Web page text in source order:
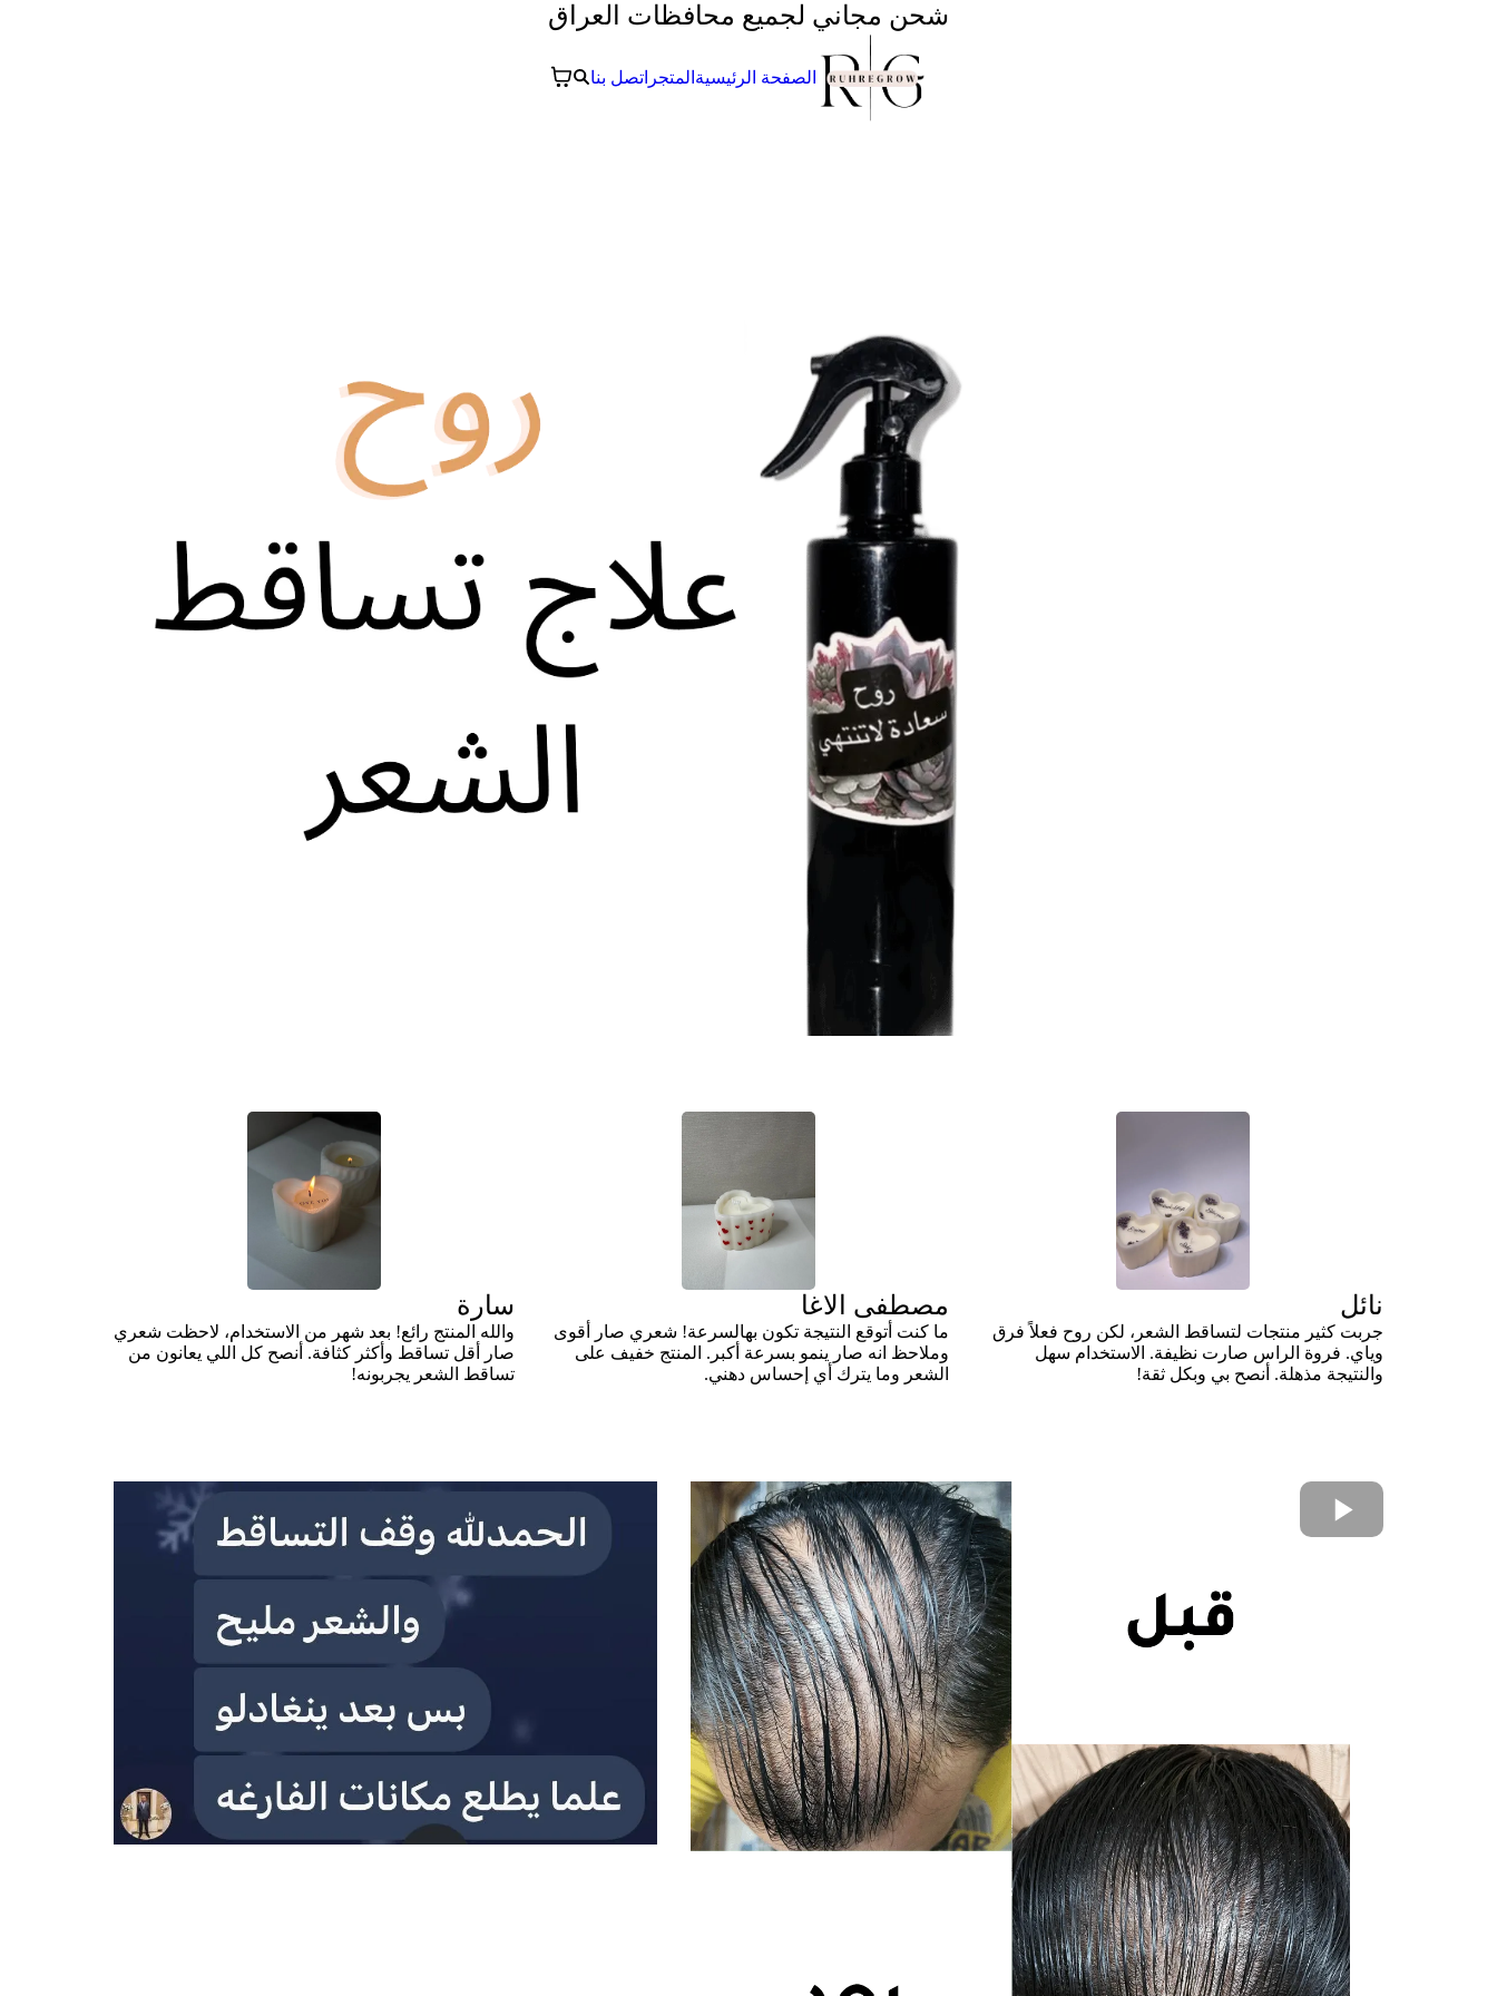
شحن مجاني لجميع محافظات العراق
الصفحة الرئيسية المتجر اتصل بنا
نائل
جربت كثير منتجات لتساقط الشعر، لكن روح فعلاً فرق
وياي. فروة الراس صارت نظيفة. الاستخدام سهل
والنتيجة مذهلة. أنصح بي وبكل ثقة!
مصطفى الاغا
ما كنت أتوقع النتيجة تكون بهالسرعة! شعري صار أقوى
وملاحظ انه صار ينمو بسرعة أكبر. المنتج خفيف على
الشعر وما يترك أي إحساس دهني.
سارة
والله المنتج رائع! بعد شهر من الاستخدام، لاحظت شعري
صار أقل تساقط وأكثر كثافة. أنصح كل اللي يعانون من
تساقط الشعر يجربونه!